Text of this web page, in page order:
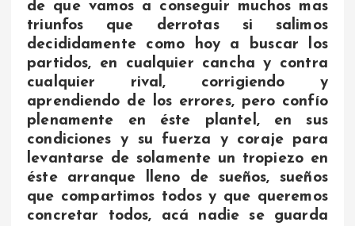
de que vamos a conseguir muchos mas
triunfos que derrotas si salimos
decididamente como hoy a buscar los
partidos, en cualquier cancha y contra
cualquier rival, corrigiendo y
aprendiendo de los errores, pero confío
plenamente en éste plantel, en sus
condiciones y su fuerza y coraje para
levantarse de solamente un tropiezo en
éste arranque lleno de sueños, sueños
que compartimos todos y que queremos
concretar todos, acá nadie se guarda